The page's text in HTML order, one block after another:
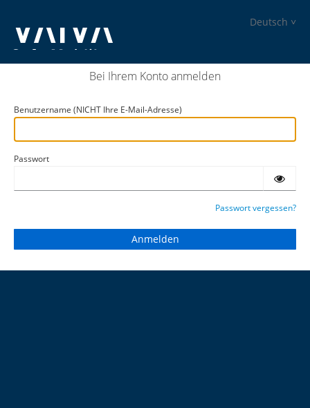
Deutsch
Bei Ihrem Konto anmelden
Benutzername (NICHT Ihre E-Mail-Adresse)
Passwort
Passwort vergessen?